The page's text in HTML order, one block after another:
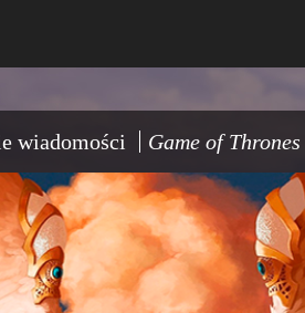
wiadomości Game of Thrones